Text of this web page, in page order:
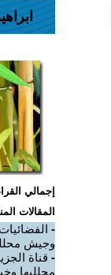
إجمالي القراءات:
المقالات
-
وجيش
- قناة
محلليها